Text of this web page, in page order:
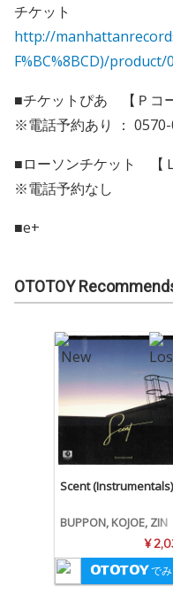
チケット
http://
F%BC%8BCD)/
■チケットぴあ 【Ｐコ
※電話予約あり ：
■ローソンチケット 【
※電話予約なし
■e+
OTOTOY
Scent (Instrumentals)
BUPPON, KOJOE, ZIN
¥
でみ